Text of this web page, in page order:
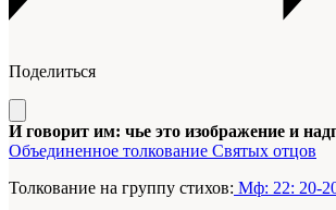
Поделиться
И говорит им: чье это изображение и
Объединенное толкование Святых отцов
Толкование на группу стихов: Мф: 22: 20-